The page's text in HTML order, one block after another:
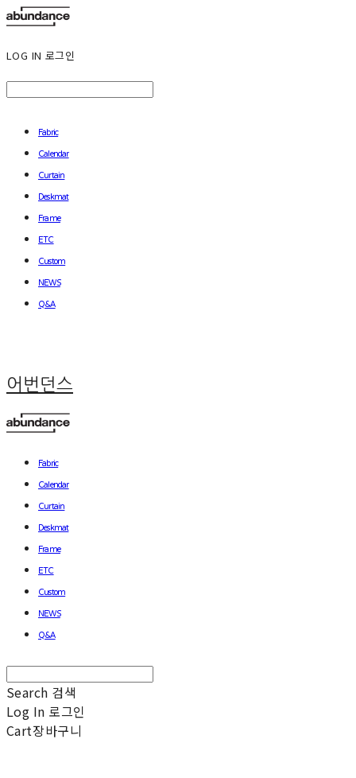
LOG IN 로그인
Fabric
Calendar
Curtain
Deskmat
Frame
ETC
Custom
NEWS
Q&A
어번던스
Fabric
Calendar
Curtain
Deskmat
Frame
ETC
Custom
NEWS
Q&A
Search 검색
Log In 로그인
Cart장바구니